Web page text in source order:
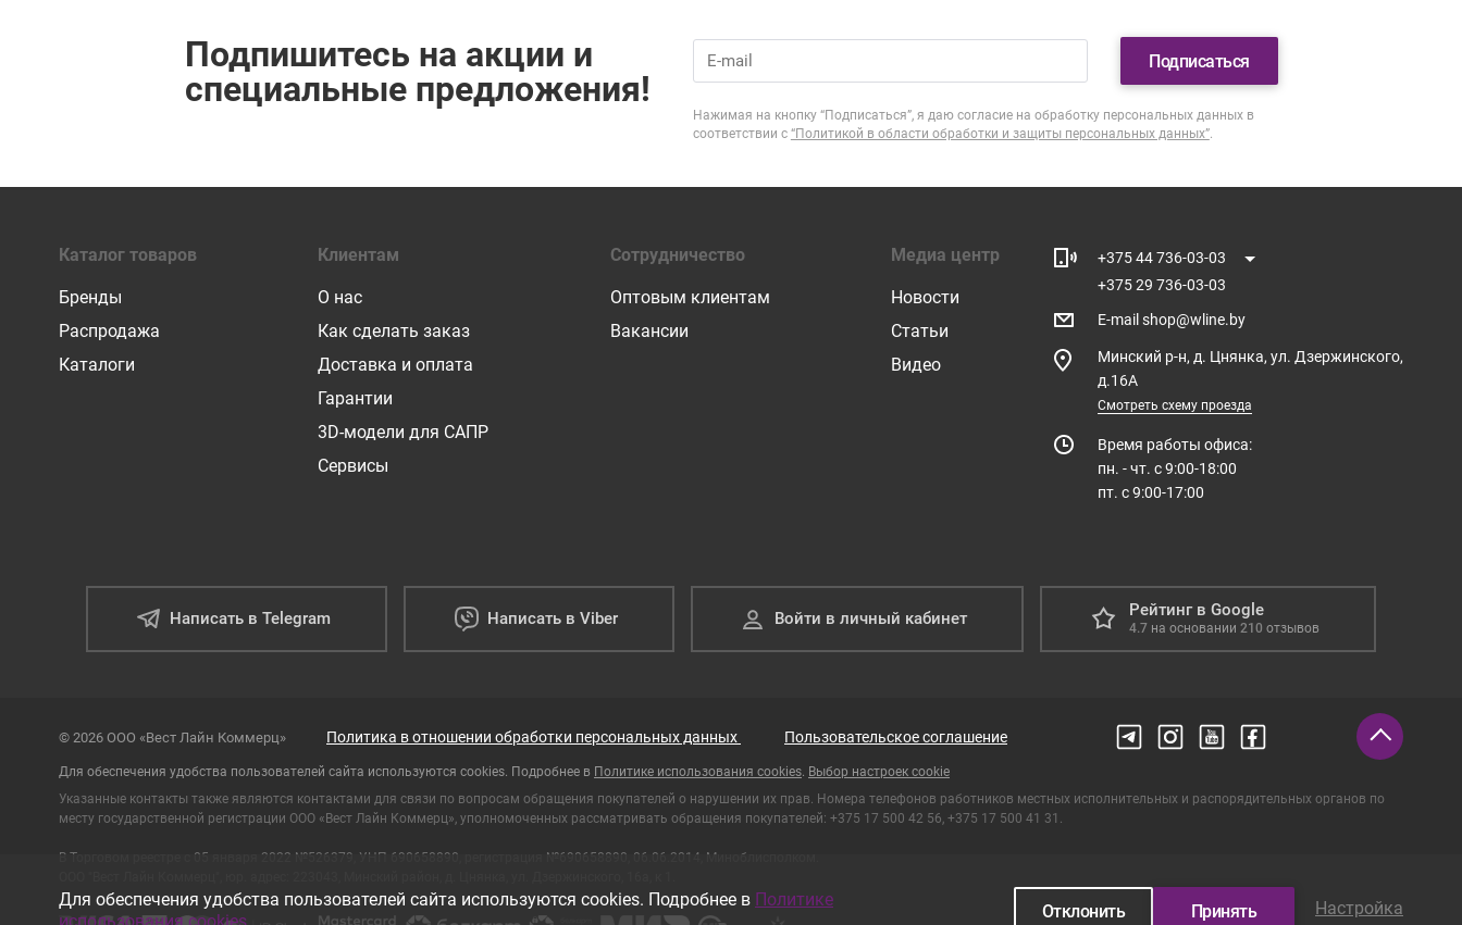
Подпишитесь на акции и
специальные предложения!
Подписаться
Нажимая на кнопку “Подписаться”, я даю согласие на обработку персональных данных в
соответствии с “Политикой в области обработки и защиты персональных данных”.
Каталог товаров
Бренды
Распродажа
Каталоги
Клиентам
О нас
Как сделать заказ
Доставка и оплата
Гарантии
3D-модели для САПР
Сервисы
Сотрудничество
Оптовым клиентам
Вакансии
Медиа центр
Новости
Статьи
Видео
+375 44 736-03-03
+375 29 736-03-03
E-mail shop@wline.by
Минский р-н, д. Цнянка, ул. Дзержинского,
д.16А
Смотреть схему проезда
Время работы офиса:
пн. - чт. с 9:00-18:00
пт. с 9:00-17:00
Написать в Telegram Написать в Viber Войти в личный кабинет Рейтинг в Google
4.7 на основании 210 отзывов
© 2026 ООО «Вест Лайн Коммерц» Политика в отношении обработки персональных данных Пользовательское соглашение
Для обеспечения удобства пользователей сайта используются cookies. Подробнее в Политике использования cookies. Выбор настроек cookie
Указанные контакты также являются контактами для связи по вопросам обращения покупателей о нарушении их прав. Номера телефонов работников местных исполнительных и распорядительных органов по
месту государственной регистрации ООО «Вест Лайн Коммерц», уполномоченных рассматривать обращения покупателей: +375 17 500 42 56, +375 17 500 41 31.
В Торговом реестре с 05 января 2022 №526379, УНП 690658890, регистрация №690658890, 06.06.2014, Миноблисполком.
Для обеспечения удобства пользователей сайта используются cookies. Подробнее в Политике
Настройка
Отклонить Принять